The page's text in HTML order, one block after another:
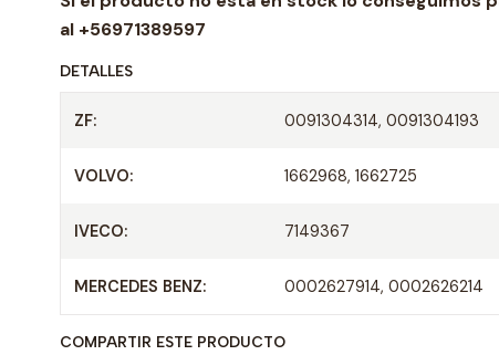
d
al +56971389597
DETALLES
ZF: 0091304314, 0091304193
VOLVO: 1662968, 1662725
IVECO: 7149367
MERCEDES BENZ: 0002627914, 0002626214
COMPARTIR ESTE PRODUCTO